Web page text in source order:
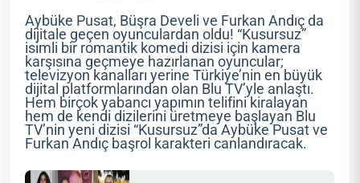
Aybüke Pusat, Büşra Develi ve Furkan Andıç da
dijitale geçen oyunculardan oldu! “Kusursuz”
isimli bir romantik komedi dizisi için kamera
karşısına geçmeye hazırlanan oyuncular;
televizyon kanalları yerine Türkiye’nin en büyük
dijital platformlarından olan Blu TV’yle anlaştı.
Hem birçok yabancı yapımın telifini kiralayan
hem de kendi dizilerini üretmeye başlayan Blu
TV’nin yeni dizisi “Kusursuz”da Aybüke Pusat ve
Furkan Andıç başrol karakteri canlandıracak.